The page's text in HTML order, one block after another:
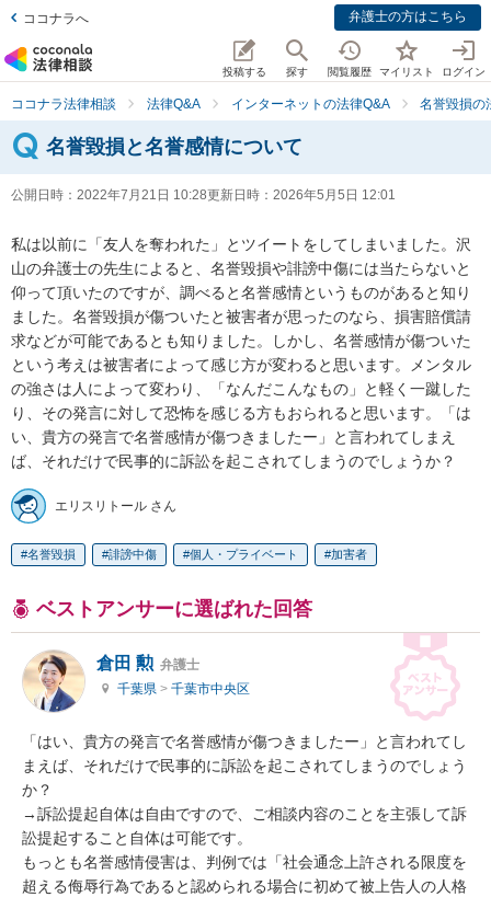
ココナラへ 弁護士の方はこちら
投稿する 探す 閲覧履歴 マイリスト ログイン
ココナラ法律相談 法律Q&A インターネットの法律Q&A 名誉毀損の
名誉毀損と名誉感情について
公開日時： 2022年7月21日 10:28更新日時： 2026年5月5日 12:01
私は以前に「友人を奪われた」とツイートをしてしまいました。沢
山の弁護士の先生によると、名誉毀損や誹謗中傷には当たらないと
仰って頂いたのですが、調べると名誉感情というものがあると知り
ました。名誉毀損が傷ついたと被害者が思ったのなら、損害賠償請
求などが可能であるとも知りました。しかし、名誉感情が傷ついた
という考えは被害者によって感じ方が変わると思います。メンタル
の強さは人によって変わり、「なんだこんなもの」と軽く一蹴した
り、その発言に対して恐怖を感じる方もおられると思います。「は
い、貴方の発言で名誉感情が傷つきましたー」と言われてしまえ
ば、それだけで民事的に訴訟を起こされてしまうのでしょうか？
エリスリトール さん
名誉毀損 誹謗中傷 個人・プライベート 加害者
ベストアンサーに選ばれた回答
倉田 勲 弁護士
千葉県 > 千葉市中央区
「はい、貴方の発言で名誉感情が傷つきましたー」と言われてし
まえば、それだけで民事的に訴訟を起こされてしまうのでしょう
か？
→訴訟提起自体は自由ですので、ご相談内容のことを主張して訴
訟提起すること自体は可能です。
もっとも名誉感情侵害は、判例では「社会通念上許される限度を
超える侮辱行為であると認められる場合に初めて被上告人の人格